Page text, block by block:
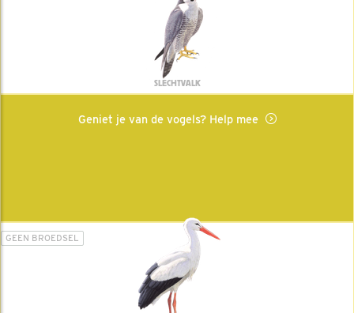
SLECHTVALK
Geniet je van de vogels? Help mee
GEEN BROEDSEL